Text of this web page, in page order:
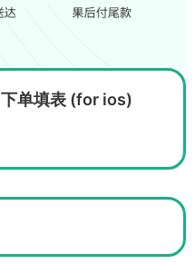
下单填表 (for ios)